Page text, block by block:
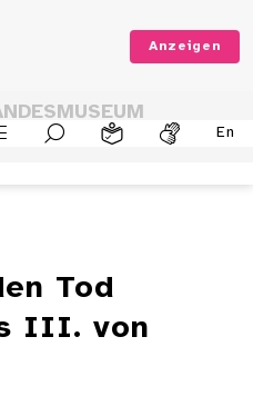
Anzeigen
En
Tod
III. von